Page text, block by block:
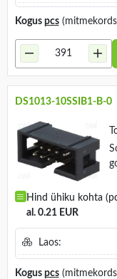
Kogus pcs
DS1013-10SSIB1-B-0
Hind ühiku kohta
al. 0.21 EUR
Laos:
Kogus pcs